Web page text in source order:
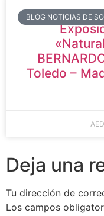
BLOG NOTICIAS DE
Toledo –
Deja una
Tu dirección de
Los campos